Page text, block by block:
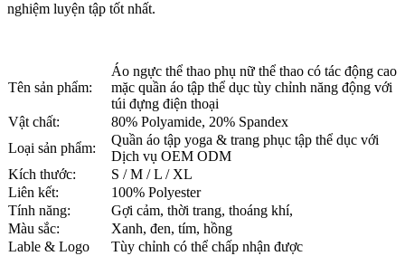
nghiệm luyện tập tốt nhất.
Tên sản phẩm:
Áo ngực thể thao phụ nữ thể thao có tác động cao
mặc quần áo tập thể dục tùy chỉnh năng động với
túi đựng điện thoại
Vật chất:
80% Polyamide, 20% Spandex
Loại sản phẩm:
Quần áo tập yoga & trang phục tập thể dục với
Dịch vụ OEM ODM
Kích thước:
S / M / L / XL
Liên kết:
100% Polyester
Tính năng:
Gợi cảm, thời trang, thoáng khí,
Màu sắc:
Xanh, đen, tím, hồng
Lable & Logo
Tùy chỉnh có thể chấp nhận được